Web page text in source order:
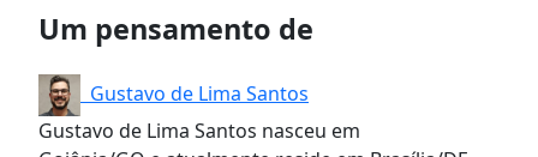
Um pensamento de
Gustavo de Lima Santos
Gustavo de Lima Santos nasceu em